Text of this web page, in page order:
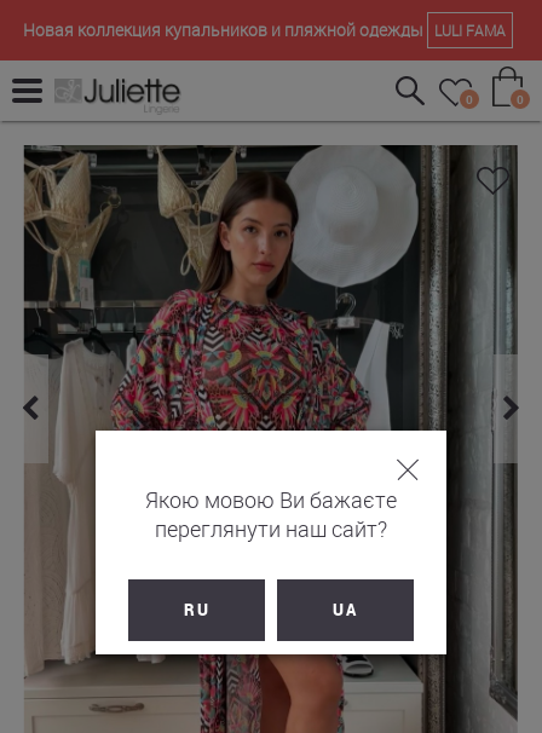
Новая коллекция купальников и пляжной одежды LULI FAMA
0 0
Якою мовою Ви бажаєте
переглянути наш сайт?
RU UA